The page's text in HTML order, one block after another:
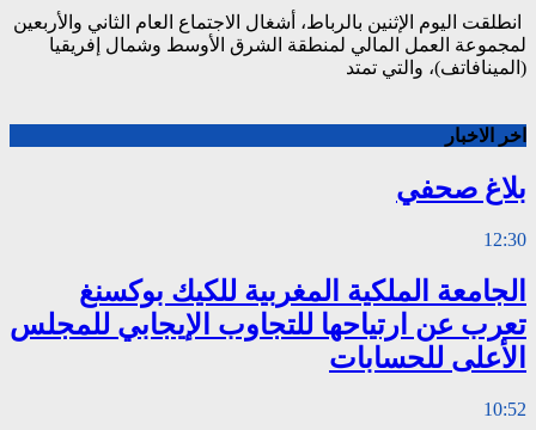
انطلقت اليوم الإثنين بالرباط، أشغال الاجتماع العام الثاني والأربعين
لمجموعة العمل المالي لمنطقة الشرق الأوسط وشمال إفريقيا
(المينافاتف)، والتي تمتد
اخر الاخبار
بلاغ صحفي
12:30
الجامعة الملكية المغربية للكيك بوكسنغ
تعرب عن ارتياحها للتجاوب الإيجابي للمجلس
الأعلى للحسابات
10:52